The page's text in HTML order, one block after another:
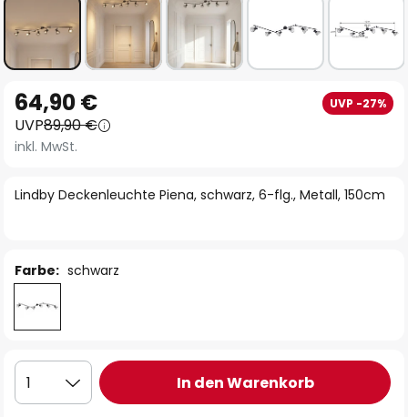
Anfang
der
Bildgalerie
Lindby Deckenleuchte Piena, schwarz, 6-flg., Metall, 150cm
64,90 € UVP -27%
UVP89,90 €
inkl. MwSt.
Farbe: schwarz
1 In den Warenkorb